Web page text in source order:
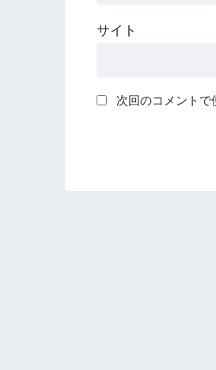
サイト
次回のコメントで